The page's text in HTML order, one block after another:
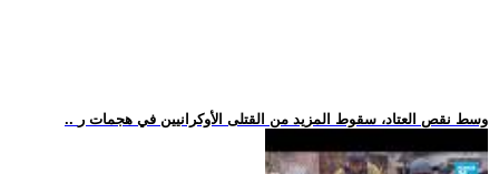
.. وسط نقص العتاد، سقوط المزيد من القتلى الأوكرانيين في هجمات ر